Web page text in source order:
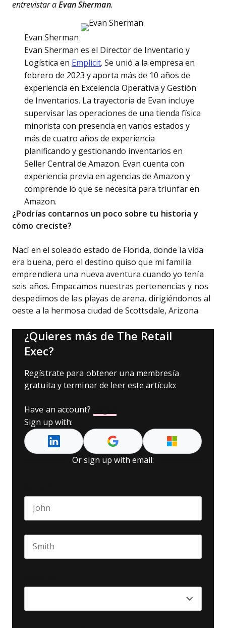
entrevistar aEvan Sherman.
Evan Sherman
Evan Sherman es el Director de Inventario y
Logística en Emplicit. Se unió a la empresa en
febrero de 2023 y aporta más de 10 años de
experiencia en Excelencia Operativa y Gestión
de Inventarios. La trayectoria de Evan incluye
supervisar las operaciones de una tienda física
minorista con presencia en varios estados y
más de cuatro años de experiencia
planificando y gestionando inventarios en
Seller Central de Amazon. Evan cuenta con
experiencia previa en agencias de Amazon y
comprende lo que se necesita para triunfar en
Amazon.
¿Podrías contarnos un poco sobre tu historia y
cómo creciste?
Nací en el soleado estado de Florida, donde la vida
era buena, pero el destino quiso que mi familia
emprendiera una nueva aventura cuando yo tenía
seis años. Empacamos nuestras pertenencias y nos
despedimos de las playas de arena, dirigiéndonos al
oeste a la hermosa ciudad de Scottsdale, Arizona.
¿Quieres más de The Retail
Exec?
Regístrate para obtener una membresía
gratuita y terminar de leer este artículo:
Have an account?
Sign up with:
Or sign up with email: